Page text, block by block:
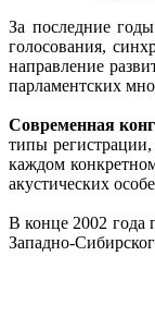
За последние
голосования,
направление
парламентских
Современная
типы
каждом
акустических
В конце 2002 года
Западно-